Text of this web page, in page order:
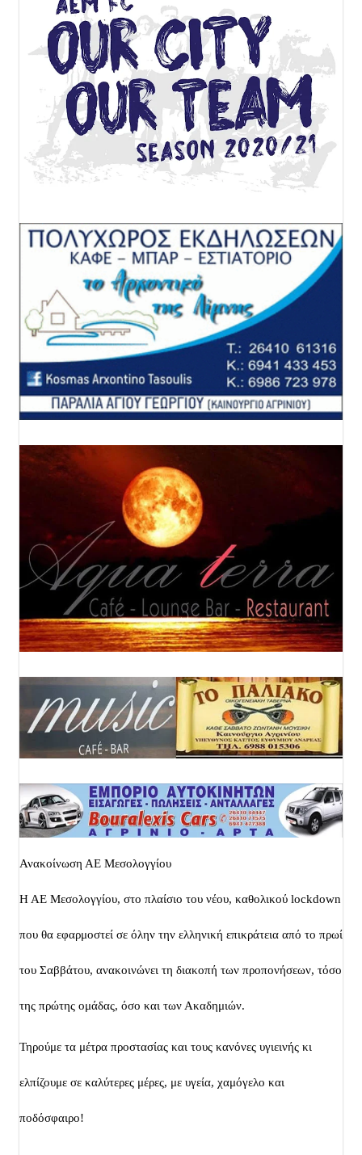
Ανακοίνωση ΑΕ Μεσολογγίου
Η ΑΕ Μεσολογγίου, στο πλαίσιο του νέου, καθολικού lockdown
που θα εφαρμοστεί σε όλην την ελληνική επικράτεια από το πρωί
του Σαββάτου, ανακοινώνει τη διακοπή των προπονήσεων, τόσο
της πρώτης ομάδας, όσο και των Ακαδημιών.
Τηρούμε τα μέτρα προστασίας και τους κανόνες υγιεινής κι
ελπίζουμε σε καλύτερες μέρες, με υγεία, χαμόγελο και
ποδόσφαιρο!